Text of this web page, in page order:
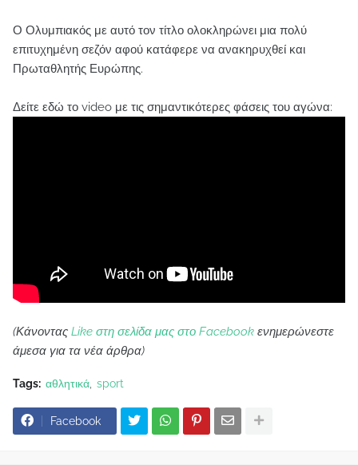
Ο Ολυμπιακός με αυτό τον τίτλο ολοκληρώνει μια πολύ
επιτυχημένη σεζόν αφού κατάφερε να ανακηρυχθεί και
Πρωταθλητής Ευρώπης.
Δείτε εδώ το video με τις σημαντικότερες φάσεις του αγώνα:
(Κάνοντας Like στη σελίδα μας στο Facebook ενημερώνεστε
άμεσα για τα νέα άρθρα)
Tags: αθλητικά sport
Facebook